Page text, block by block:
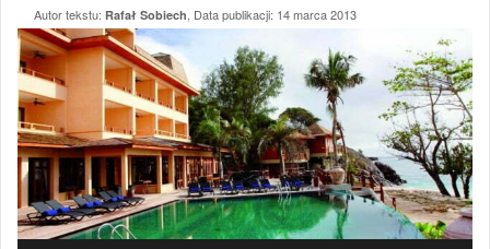
Autor tekstu: Rafał Sobiech , Data publikacji: 14 marca 2013